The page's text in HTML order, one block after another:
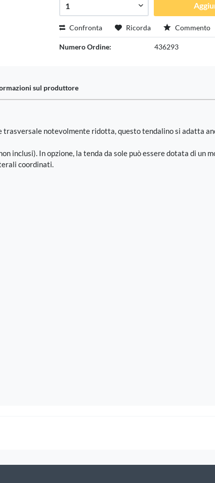
Confronta Ricorda Commento
Numero Ordine: 436293
sul produttore
notevolmente ridotta, questo tendalino si adatta
inclusi). In opzione, la tenda da sole può essere dotata di un
coordinati.